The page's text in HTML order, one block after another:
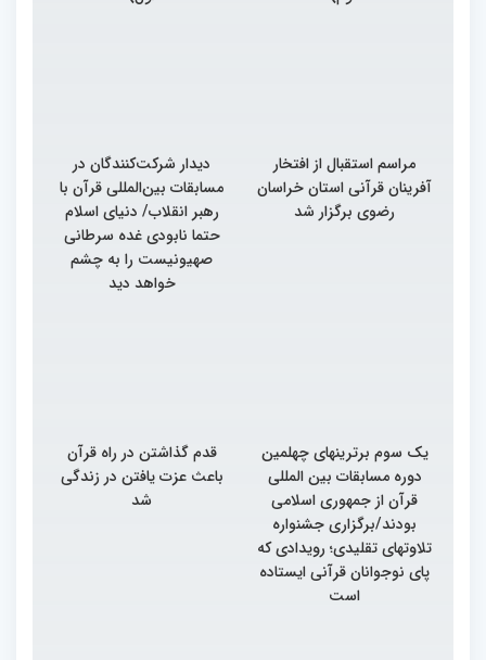
مراسم استقبال از افتخار
آفرینان قرآنی استان خراسان
رضوی برگزار شد
دیدار شرکت‌کنندگان در
مسابقات بین‌المللی قرآن با
رهبر انقلاب/ دنیای اسلام
حتما نابودی غده سرطانی
صهیونیست را به چشم
خواهد دید
یک سوم برترینهای چهلمین
دوره مسابقات بین المللی
قرآن از جمهوری اسلامی
بودند/برگزاری جشنواره
تلاوتهای تقلیدی؛ رویدادی که
پای نوجوانان قرآنی ایستاده
است
قدم گذاشتن در راه قرآن
باعث عزت یافتن در زندگی
شد